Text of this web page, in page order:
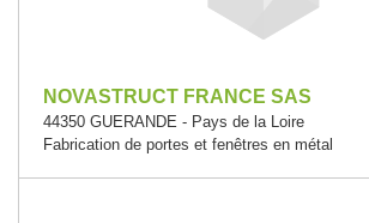
NOVASTRUCT FRANCE SAS
44350 GUERANDE - Pays de la Loire
Fabrication de portes et fenêtres en métal